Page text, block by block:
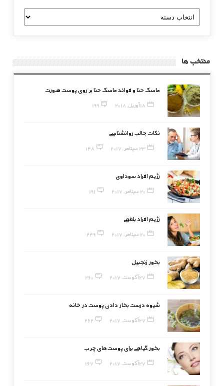
دسته
بندی
منتخب ها
ماسک حنا و فوائد ماسک حنا بر روی پوست صورت
18 آوریل, 2018 199
نکات جالب روانشناسی
23 سپتامبر, 2017 148
رژیم افراد سوداوی
20 سپتامبر, 2017 191
رژیم افراد بلغمی
20 سپتامبر, 2017 249
بخور زنجبیل
27 آگوست, 2017 260
شیوه درست بخار دادن پوست در خانه
27 آگوست, 2017 262
بخور گیاهی برای پوست‌های چرب
27 آگوست, 2017 167